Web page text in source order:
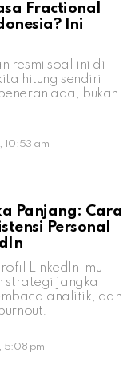
Fractional
Ini
resmi soal ini di
hitung sendiri
ada, bukan
10:53 am
Panjang: Cara
Personal
LinkedIn-mu
strategi jangka
analitik, dan
5:08 pm